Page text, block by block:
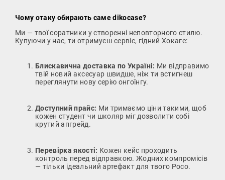
Чому отаку обирають саме dikocase?
Ми — твої соратники у створенні неповторного стилю.
Купуючи у нас, ти отримуєш сервіс, гідний Хокаге:
Блискавична доставка по Україні: Ми відправимо
твій новий аксесуар швидше, ніж ти встигнеш
переглянути нову серію онгоїнгу.
Доступний прайс: Ми тримаємо ціни такими, щоб
кожен студент чи школяр міг дозволити собі
крутий апгрейд.
Перевірка якості: Кожен кейс проходить
контроль перед відправкою. Жодних компромісів
— тільки ідеальний артефакт для твого Poco.